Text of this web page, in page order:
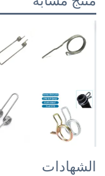
الشهادات